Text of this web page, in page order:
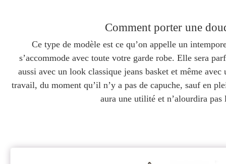
Comment porter une
Ce type de modèle est ce qu’on appelle un
s’accommode avec toute votre garde robe. Elle sera
aussi avec un look classique jeans basket et même
travail, du moment qu’il n’y a pas de capuche, sauf en
aura une utilité et n’alourdira pas